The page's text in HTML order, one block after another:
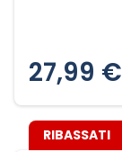
27,99 €
RIBASSATI